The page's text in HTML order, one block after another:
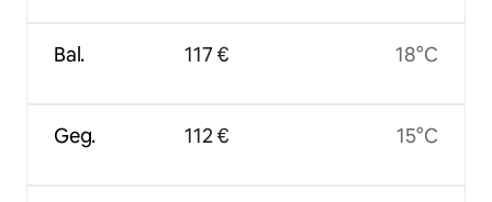
Bal.
Geg.
117 €
112 €
18°C
15°C